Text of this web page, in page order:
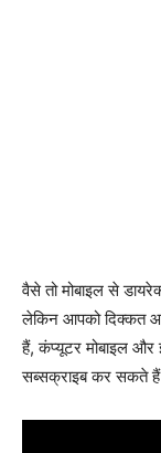
वैसे तो मोबाइल से
लेकिन आपको दिक्कत आ
हैं, कंप्यूटर मोबाइल
सब्सक्राइब कर सकते